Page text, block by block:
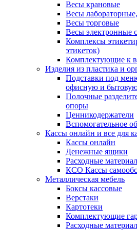
Весы крановые
Весы
Весы торговые
Весы электронные
Комплексы
этикеток)
Комплектующие к
Изделия из пластика и
Подставки под
офисную и
Полочные
опоры
Ценникодержатели
Вспомогательное
Кассы онлайн и все для
Кассы онлайн
Денежные ящики
Расходные
КСО Кассы
Металлическая мебель
Боксы кассовые
Верстаки
Картотеки
Комплектующие
Расходные